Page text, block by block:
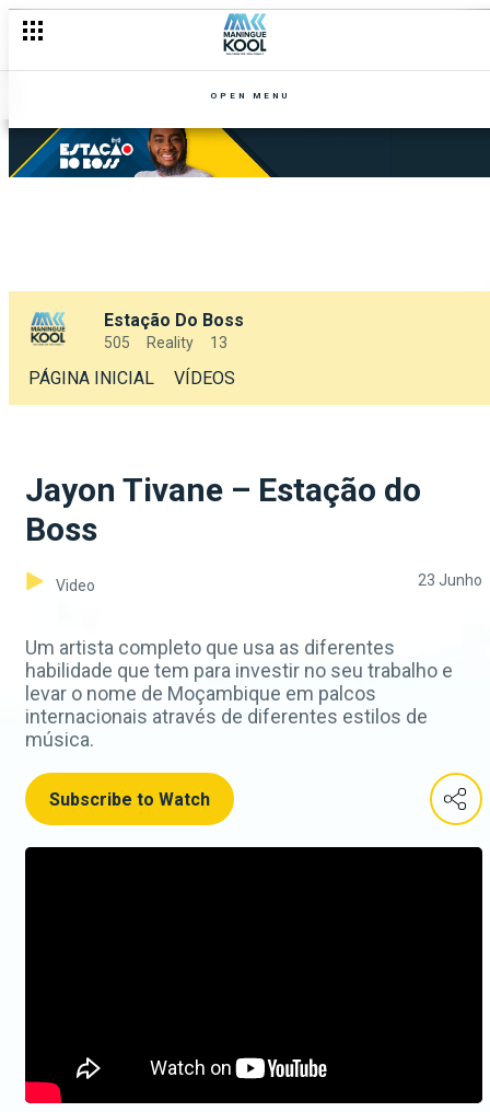
OPEN MENU
Estação Do Boss
505 Reality 13
PÁGINA INICIAL VÍDEOS
Jayon Tivane – Estação do
Boss
Video 23 Junho
Um artista completo que usa as diferentes
habilidade que tem para investir no seu trabalho e
levar o nome de Moçambique em palcos
internacionais através de diferentes estilos de
música.
Subscribe to Watch